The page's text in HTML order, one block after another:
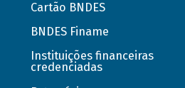
Cartão BNDES
BNDES Finame
Instituições financeiras
credenciadas